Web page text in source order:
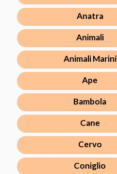
Anatra
Animali
Animali Marini
Ape
Bambola
Cane
Cervo
Coniglio